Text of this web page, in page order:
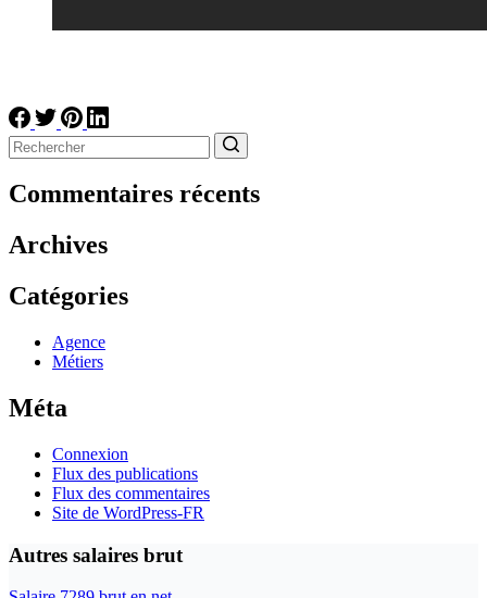
résultat
Commentaires récents
Archives
Catégories
Agence
Métiers
Méta
Connexion
Flux des publications
Flux des commentaires
Site de WordPress-FR
Autres salaires brut